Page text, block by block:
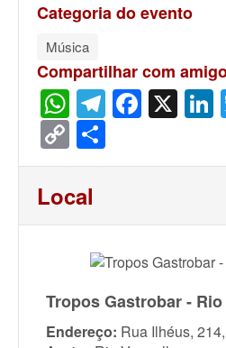
Categoria do evento
Música
Compartilhar com
WhatsApp
Telegram
X
Copy
Link
Local
Tropos Gastrobar -
Endereço: Rua Ilhéus,